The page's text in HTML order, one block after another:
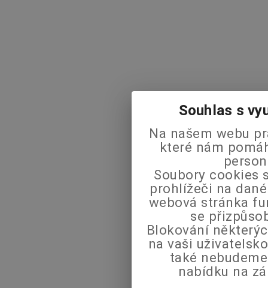
Souhlas s
Na našem webu
které nám
Soubory cookies
prohlížeči na
webová stránka
se
Blokování
na vaši
také
nabídku na